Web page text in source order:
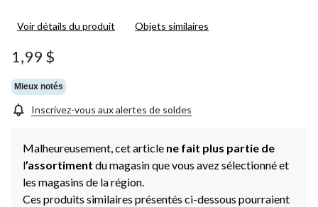
Voir détails du produit Objets similaires
1,99 $
Mieux notés
Inscrivez-vous aux alertes de soldes
Malheureusement, cet article ne fait plus partie de
l’assortiment du magasin que vous avez sélectionné et
les magasins de la région.
Ces produits similaires présentés ci-dessous pourraient